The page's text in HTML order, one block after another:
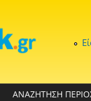
ΑΝΑΖΗΤΗΣΗ